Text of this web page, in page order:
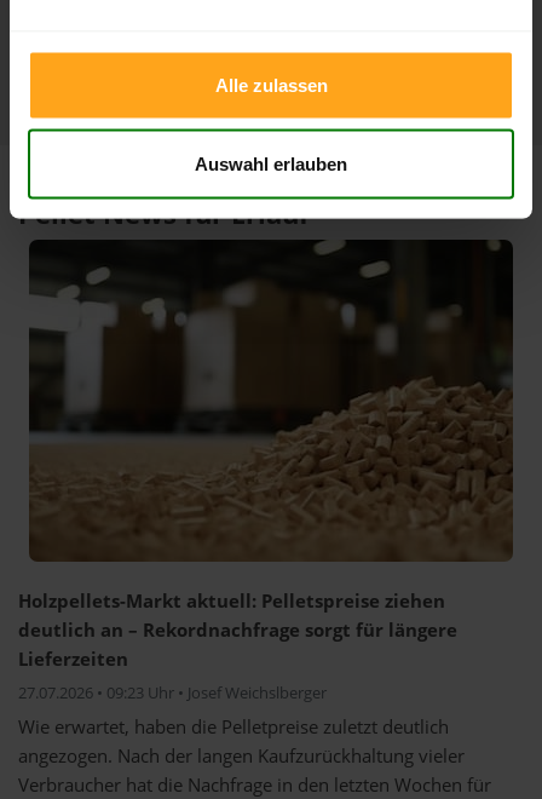
Alle zulassen
Auswahl erlauben
Pellet News für Erlauf
Holzpellets-Markt aktuell: Pelletspreise ziehen
deutlich an – Rekordnachfrage sorgt für längere
Lieferzeiten
27.07.2026 • 09:23 Uhr • Josef Weichslberger
Wie erwartet, haben die Pelletpreise zuletzt deutlich
angezogen. Nach der langen Kaufzurückhaltung vieler
Verbraucher hat die Nachfrage in den letzten Wochen für